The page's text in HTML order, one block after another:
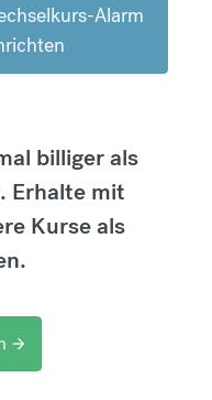
Alarm
billiger als
Erhalte mit
Kurse als
arrow_forward